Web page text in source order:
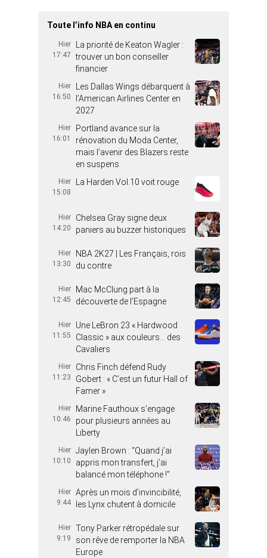
Toute l’info NBA en continu
Hier
17:47
La priorité de Keaton Wagler :
trouver un bon conseiller
financier
Hier
16:50
Les Dallas Wings débarquent à
l’American Airlines Center en
2027
Hier
16:01
Portland avance sur la
rénovation du Moda Center,
mais l’avenir des Blazers reste
en suspens
Hier
15:08
La Harden Vol.10 voit rouge
Hier
14:20
Chelsea Gray signe deux
paniers au buzzer historiques
Hier
13:30
NBA 2K27 | Les Français, rois
du contre
Hier
12:45
Mac McClung part à la
découverte de l’Espagne
Hier
11:55
Une LeBron 23 « Hardwood
Classic » aux couleurs… des
Cavaliers
Hier
11:23
Chris Finch défend Rudy
Gobert : « C’est un futur Hall of
Famer »
Hier
10:46
Marine Fauthoux s’engage
pour plusieurs années au
Liberty
Hier
10:10
Jaylen Brown : “Quand j’ai
appris mon transfert, j’ai
balancé mon téléphone !”
Hier
9:44
Après un mois d’invincibilité,
les Lynx chutent à domicile
Hier
9:19
Tony Parker rétropédale sur
son rêve de remporter la NBA
Europe